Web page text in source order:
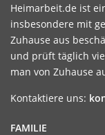
Heimarbeit.de ist
insbesondere mit
Zuhause aus
und prüft täglich
man von Zuhause
Kontaktiere uns:
FAMILIE